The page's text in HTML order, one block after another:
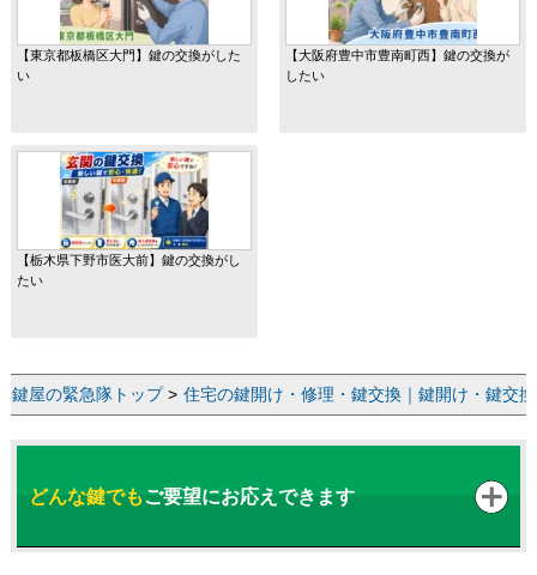
【東京都板橋区大門】鍵の交換がした
い
【大阪府豊中市豊南町西】鍵の交換が
したい
【栃木県下野市医大前】鍵の交換がし
たい
鍵屋の緊急隊トップ> 住宅の鍵開け・修理・鍵交換｜鍵開け・鍵交
どんな鍵でもご要望にお応えできます